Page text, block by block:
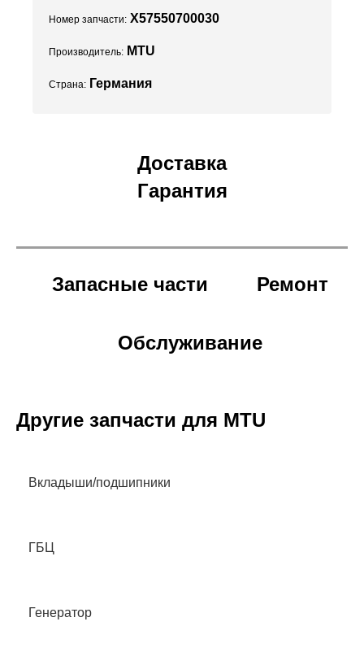
Номер запчасти: X57550700030
Производитель: MTU
Страна: Германия
Доставка
Гарантия
Запасные части Ремонт
Обслуживание
Другие запчасти для MTU
Вкладыши/подшипники
ГБЦ
Генератор